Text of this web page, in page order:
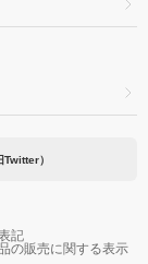
Twitter）
記
の販売に関する表示